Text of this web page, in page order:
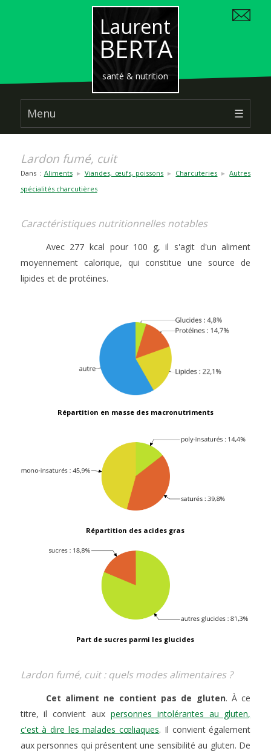
Laurent
BERTA
santé & nutrition
Menu ☰
Lardon fumé, cuit
Dans : Aliments ► Viandes, œufs, poissons ► Charcuteries ►
Autres
spécialités charcutières
Caractéristiques nutritionnelles notables
Avec 277 kcal pour 100 g, il s'agit d'un aliment
moyennement calorique, qui constitue une source de
lipides et de protéines.
Répartition en masse des macronutriments
Répartition des acides gras
Part de sucres parmi les glucides
Lardon fumé, cuit : quels modes alimentaires ?
Cet aliment ne contient pas de gluten. À ce
titre, il convient aux personnes intolérantes au gluten,
c'est à dire les malades cœliaques. Il convient également
aux personnes qui présentent une sensibilité au gluten. De